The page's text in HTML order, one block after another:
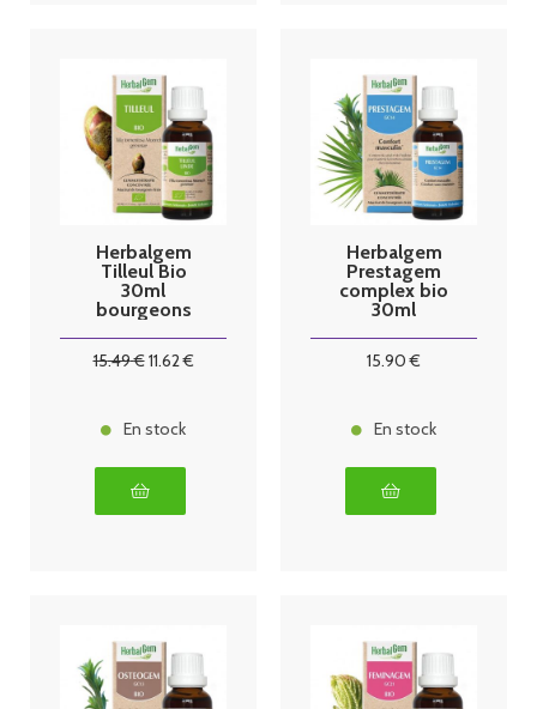
Herbalgem
Tilleul Bio
30ml
bourgeons
15.49€11.62€
En stock
Herbalgem
Prestagem
complex bio
30ml
15.90 €
En stock